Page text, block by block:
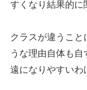
すくなり結果的に
クラスが違うこと
うな理由自体も自
遠になりやすいわ